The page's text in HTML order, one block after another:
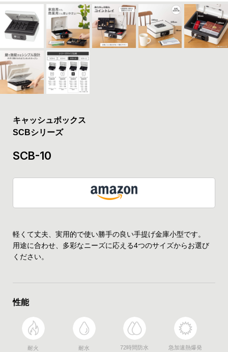
キャッシュボックス
SCBシリーズ
SCB-10
軽くて丈夫、実用的で使い勝手の良い手提げ金庫小型です。
用途に合わせ、多彩なニーズに応える4つのサイズからお選び
ください。
性能
耐火 耐水 72時間防水 急加速熱爆発